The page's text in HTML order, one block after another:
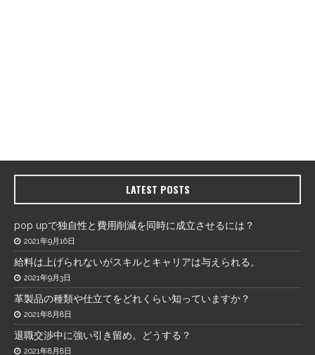
LATEST POSTS
pop upで独自性と費用削減を同時に成立させるには？
2021年9月16日
給料は上げられないがスキルとキャリアは与えられる。
2021年9月3日
革製品の種類や仕立てをどれくらい知っていますか？
2021年8月8日
退職交渉中に強い引き留め。どうする？
2021年8月8日